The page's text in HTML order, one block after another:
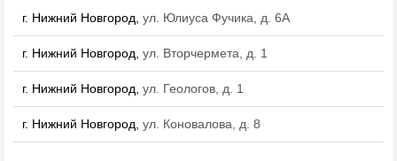
г. Нижний Новгород, ул. Юлиуса Фучика, д. 6А
г. Нижний Новгород, ул. Вторчермета, д. 1
г. Нижний Новгород, ул. Геологов, д. 1
г. Нижний Новгород, ул. Коновалова, д. 8